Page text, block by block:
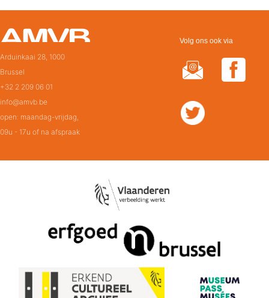
Arduinkaai 28, 1000
Brussel
+32 2 209 06 01
info@amvb.be
open: maandag-vrijdag,
09u - 17u of na afspraak
Volg ons ook via